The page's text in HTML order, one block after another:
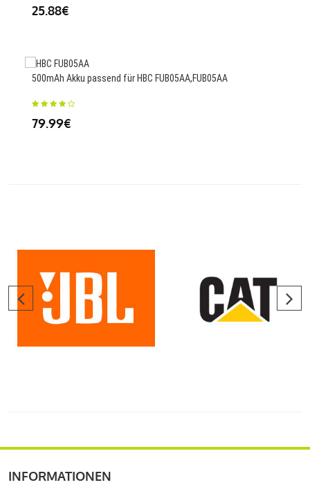
25.88€
500mAh Akku passend für HBC FUB05AA,FUB05AA
79.99€
INFORMATIONEN